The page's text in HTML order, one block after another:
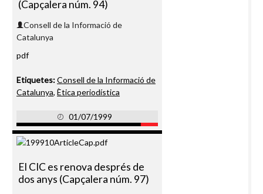
(Capçalera núm. 94)
Consell de la Informació de
Catalunya
pdf
Etiquetes:Consell de la Informació de
Catalunya, Ètica periodística
01/07/1999
El CIC es renova després de
dos anys (Capçalera núm. 97)